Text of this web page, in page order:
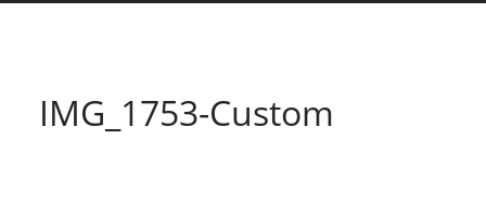
IMG_1753-Custom